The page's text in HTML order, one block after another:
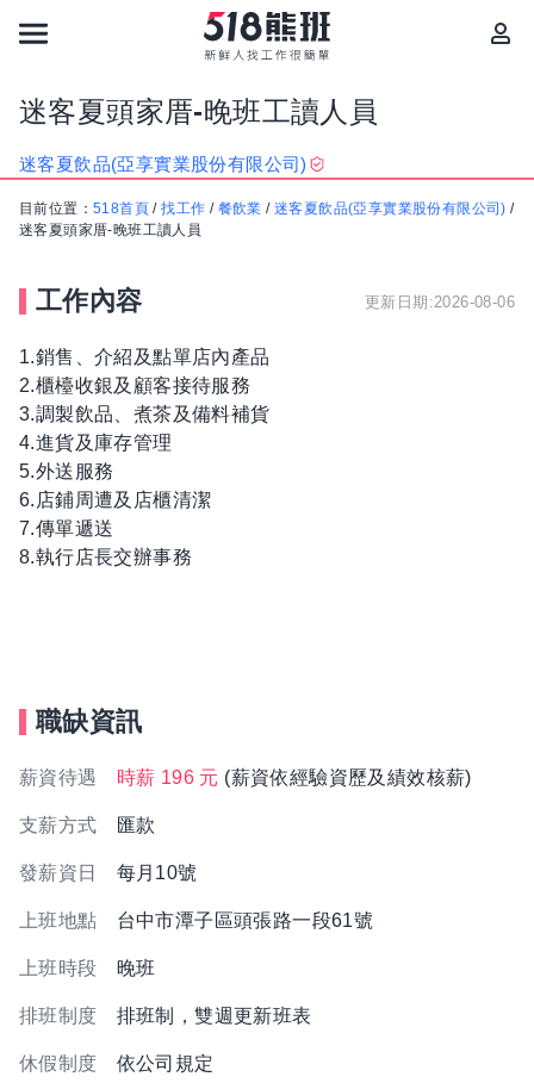
迷客夏頭家厝-晚班工讀人員
迷客夏飲品(亞享實業股份有限公司)
目前位置： 518首頁 /找工作 / 餐飲業 /迷客夏飲品(亞享實業股份有限公司) /
迷客夏頭家厝-晚班工讀人員
工作內容 更新日期:2026-08-06
1.銷售、介紹及點單店內產品
2.櫃檯收銀及顧客接待服務
3.調製飲品、煮茶及備料補貨
4.進貨及庫存管理
5.外送服務
6.店鋪周遭及店櫃清潔
7.傳單遞送
8.執行店長交辦事務
職缺資訊
薪資待遇 時薪 196 元 (薪資依經驗資歷及績效核薪)
支薪方式 匯款
發薪資日 每月10號
上班地點 台中市潭子區頭張路一段61號
上班時段 晚班
排班制度 排班制，雙週更新班表
休假制度 依公司規定